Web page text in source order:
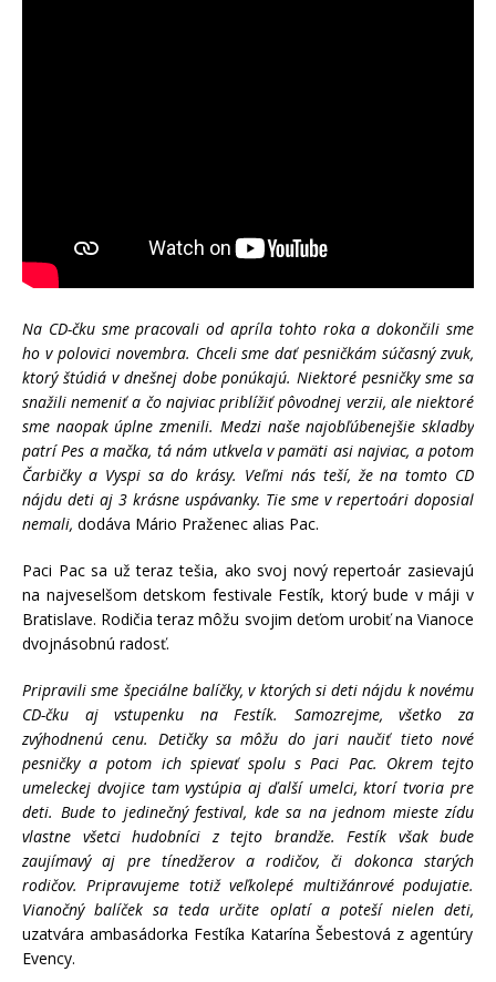
Na CD-čku sme pracovali od apríla tohto roka a dokončili sme
ho v polovici novembra. Chceli sme dať pesničkám súčasný zvuk,
ktorý štúdiá v dnešnej dobe ponúkajú. Niektoré pesničky sme sa
snažili nemeniť a čo najviac priblížiť pôvodnej verzii, ale niektoré
sme naopak úplne zmenili. Medzi naše najobľúbenejšie skladby
patrí Pes a mačka, tá nám utkvela v pamäti asi najviac, a potom
Čarbičky a Vyspi sa do krásy. Veľmi nás teší, že na tomto CD
nájdu deti aj 3 krásne uspávanky. Tie sme v repertoári doposiaľ
nemali, dodáva Mário Praženec alias Pac.
Paci Pac sa už teraz tešia, ako svoj nový repertoár zasievajú
na najveselšom detskom festivale Festík, ktorý bude v máji v
Bratislave. Rodičia teraz môžu svojim deťom urobiť na Vianoce
dvojnásobnú radosť.
Pripravili sme špeciálne balíčky, v ktorých si deti nájdu k novému
CD-čku aj vstupenku na Festík. Samozrejme, všetko za
zvýhodnenú cenu. Detičky sa môžu do jari naučiť tieto nové
pesničky a potom ich spievať spolu s Paci Pac. Okrem tejto
umeleckej dvojice tam vystúpia aj ďalší umelci, ktorí tvoria pre
deti. Bude to jedinečný festival, kde sa na jednom mieste zídu
vlastne všetci hudobníci z tejto brandže. Festík však bude
zaujímavý aj pre tínedžerov a rodičov, či dokonca starých
rodičov. Pripravujeme totiž veľkolepé multižánrové podujatie.
Vianočný balíček sa teda určite oplatí a poteší nielen deti,
uzatvára ambasádorka Festíka Katarína Šebestová z agentúry
Evency.